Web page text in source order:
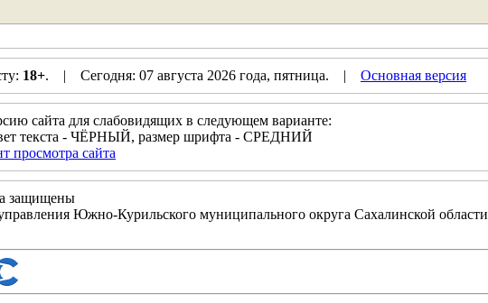
18+. | Сегодня: 07 августа 2026 года, пятница. | Основная версия
сайта для слабовидящих в следующем варианте:
текста - ЧЁРНЫЙ, размер шрифта - СРЕДНИЙ
просмотра сайта
защищены
Южно-Курильского муниципального округа Сахалинской области